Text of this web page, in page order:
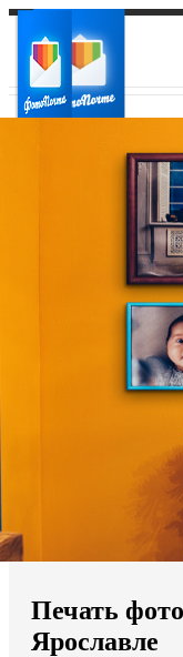
Ваш регион доставки
Выберите из списка:
Мы доставляем по
Продолжить без
Печать
Ярославле